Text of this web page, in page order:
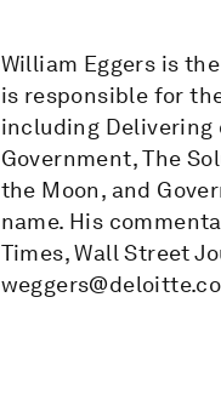
William Eggers is
is responsible for
including Delivering
Government, The
the Moon, and
name. His
Times, Wall Street